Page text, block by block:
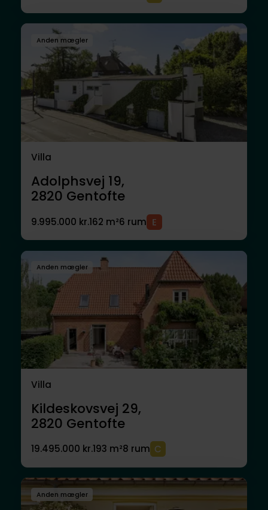
Anden mægler
Villa
Adolphsvej 19,
2820 Gentofte
9.995.000 kr.162 m²6 rum
Anden mægler
Villa
Kildeskovsvej 29,
2820 Gentofte
19.495.000 kr.193 m²8 rum
Anden mægler